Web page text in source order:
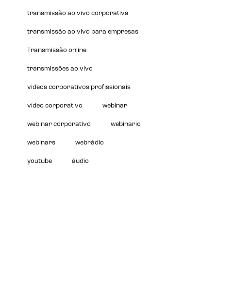
transmissão ao vivo corporativa
transmissão ao vivo para empresas
Transmissão online
transmissões ao vivo
videos corporativos profissionais
vídeo corporativo webinar
webinar corporativo webinario
webinars webrádio
youtube áudio